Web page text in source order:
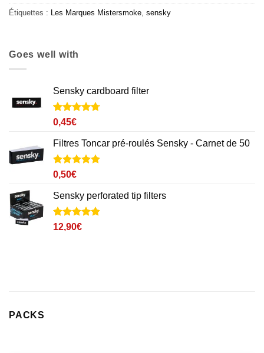
Étiquettes : Les Marques Mistersmoke, sensky
Goes well with
Sensky cardboard filter
Noté4.7
sur 5 basé
sur
25
notations
client
0,45€
Filtres Toncar pré-roulés Sensky - Carnet de 50
Noté4.9
sur 5 basé
sur
11
notations
client
0,50€
Sensky perforated tip filters
Noté4.8
sur 5 basé
32
12,90€
PACKS